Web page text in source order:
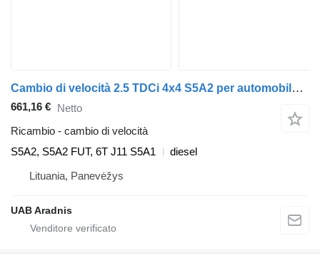
Cambio di velocità 2.5 TDCi 4x4 S5A2 per automobile Ford RANGER (ET)
661,16 € Netto
Ricambio - cambio di velocità
S5A2, S5A2 FUT, 6T J11 S5A1
diesel
Lituania, Panevėžys
UAB Aradnis